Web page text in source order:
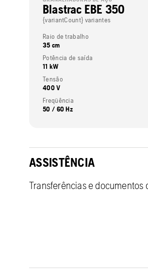
Blastrac EBE 350
{variantCount} variantes
Raio de trabalho
35 cm
Potência de saída
11 kW
Tensão
400 V
Freqüência
50 / 60 Hz
ASSISTÊNCIA
Transferências e documentos